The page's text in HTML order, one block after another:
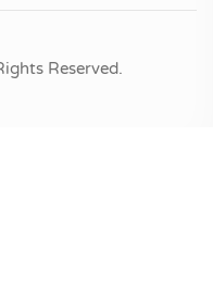
Reserved.